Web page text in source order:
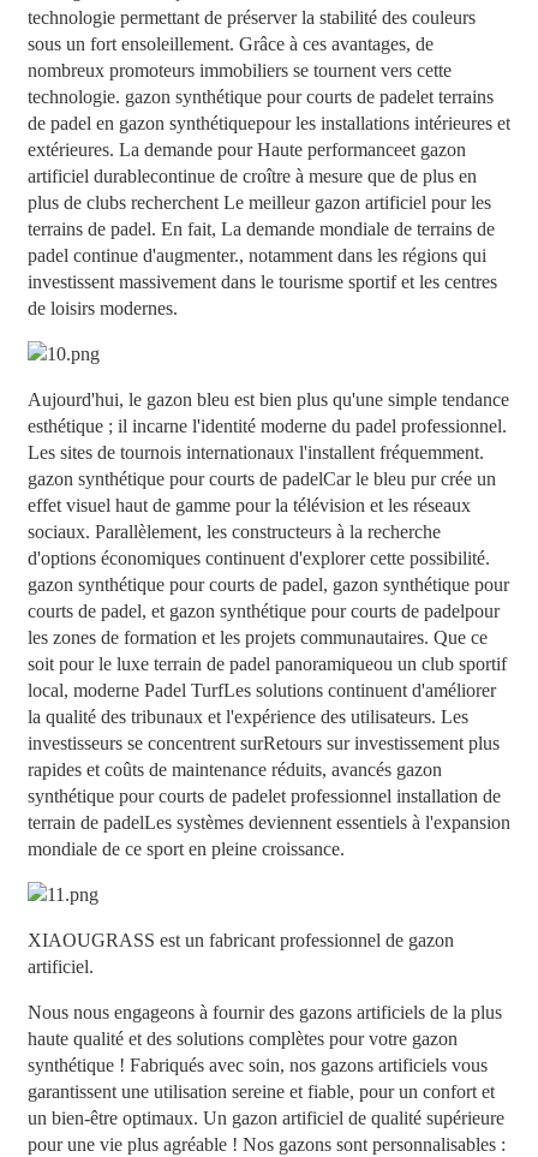
technologie permettant de préserver la stabilité des couleurs
sous un fort ensoleillement. Grâce à ces avantages, de
nombreux promoteurs immobiliers se tournent vers cette
technologie. gazon synthétique pour courts de padelet terrains
de padel en gazon synthétiquepour les installations intérieures et
extérieures. La demande pourHaute performanceet gazon
artificiel durablecontinue de croître à mesure que de plus en
plus de clubs recherchent Le meilleur gazon artificiel pour les
terrains de padel. En fait, La demande mondiale de terrains de
padel continue d'augmenter., notamment dans les régions qui
investissent massivement dans le tourisme sportif et les centres
de loisirs modernes.
Aujourd'hui, le gazon bleu est bien plus qu'une simple tendance
esthétique ; il incarne l'identité moderne du padel professionnel.
Les sites de tournois internationaux l'installent fréquemment.
gazon synthétique pour courts de padelCar le bleu pur crée un
effet visuel haut de gamme pour la télévision et les réseaux
sociaux. Parallèlement, les constructeurs à la recherche
d'options économiques continuent d'explorer cette possibilité.
gazon synthétique pour courts de padel, gazon synthétique pour
courts de padel, et gazon synthétique pour courts de padelpour
les zones de formation et les projets communautaires. Que ce
soit pour le luxe terrain de padel panoramiqueou un club sportif
local, moderne Padel TurfLes solutions continuent d'améliorer
la qualité des tribunaux et l'expérience des utilisateurs. Les
investisseurs se concentrent surRetours sur investissement plus
rapides et coûts de maintenance réduits, avancés gazon
synthétique pour courts de padelet professionnel installation de
terrain de padelLes systèmes deviennent essentiels à l'expansion
mondiale de ce sport en pleine croissance.
XIAOUGRASS est un fabricant professionnel de gazon
artificiel.
Nous nous engageons à fournir des gazons artificiels de la plus
haute qualité et des solutions complètes pour votre gazon
synthétique ! Fabriqués avec soin, nos gazons artificiels vous
garantissent une utilisation sereine et fiable, pour un confort et
un bien-être optimaux. Un gazon artificiel de qualité supérieure
pour une vie plus agréable ! Nos gazons sont personnalisables :